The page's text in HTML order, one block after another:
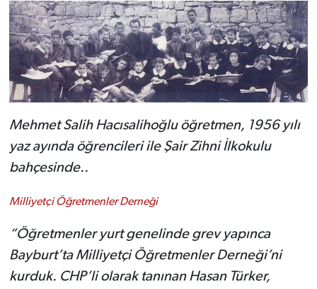
Mehmet Salih Hacısalihoğlu öğretmen, 1956 yılı
yaz ayında öğrencileri ile Şair Zihni İlkokulu
bahçesinde..
Milliyetçi Öğretmenler Derneği
“Öğretmenler yurt genelinde grev yapınca
Bayburt’ta Milliyetçi Öğretmenler Derneği’ni
kurduk. CHP’li olarak tanınan Hasan Türker,